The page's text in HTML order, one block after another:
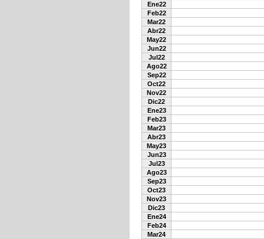
Ene22
Feb22
Mar22
Abr22
May22
Jun22
Jul22
Ago22
Sep22
Oct22
Nov22
Dic22
Ene23
Feb23
Mar23
Abr23
May23
Jun23
Jul23
Ago23
Sep23
Oct23
Nov23
Dic23
Ene24
Feb24
Mar24